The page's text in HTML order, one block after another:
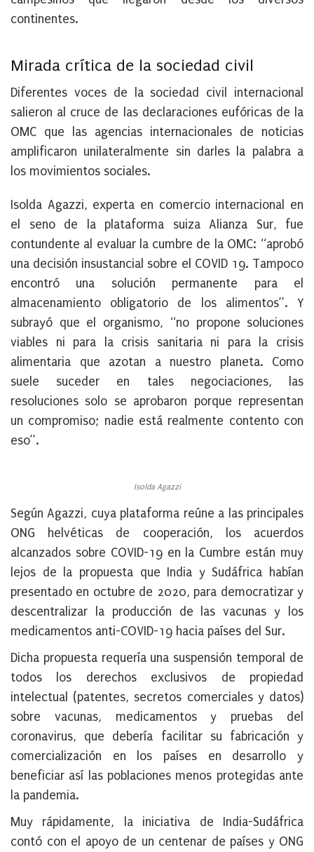
continentes.
Mirada crítica de la sociedad civil
Diferentes voces de la sociedad civil internacional
salieron al cruce de las declaraciones eufóricas de la
OMC que las agencias internacionales de noticias
amplificaron unilateralmente sin darles la palabra a
los movimientos sociales.
Isolda Agazzi, experta en comercio internacional en
el seno de la plataforma suiza Alianza Sur, fue
contundente al evaluar la cumbre de la OMC: “aprobó
una decisión insustancial sobre el COVID 19. Tampoco
encontró una solución permanente para el
almacenamiento obligatorio de los alimentos”. Y
subrayó que el organismo, “no propone soluciones
viables ni para la crisis sanitaria ni para la crisis
alimentaria que azotan a nuestro planeta. Como
suele suceder en tales negociaciones, las
resoluciones solo se aprobaron porque representan
un compromiso; nadie está realmente contento con
eso”.
Isolda Agazzi
Según Agazzi, cuya plataforma reúne a las principales
ONG helvéticas de cooperación, los acuerdos
alcanzados sobre COVID-19 en la Cumbre están muy
lejos de la propuesta que India y Sudáfrica habían
presentado en octubre de 2020, para democratizar y
descentralizar la producción de las vacunas y los
medicamentos anti-COVID-19 hacia países del Sur.
Dicha propuesta requería una suspensión temporal de
todos los derechos exclusivos de propiedad
intelectual (patentes, secretos comerciales y datos)
sobre vacunas, medicamentos y pruebas del
coronavirus, que debería facilitar su fabricación y
comercialización en los países en desarrollo y
beneficiar así las poblaciones menos protegidas ante
la pandemia.
Muy rápidamente, la iniciativa de India-Sudáfrica
contó con el apoyo de un centenar de países y ONG